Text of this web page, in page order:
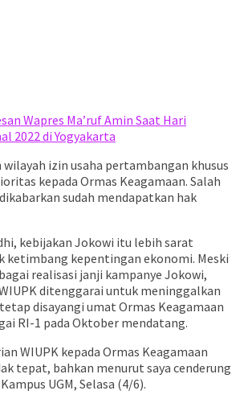
Wapres Ma’ruf Amin Saat Hari
2022 di Yogyakarta
izin usaha pertambangan khusus
kepada Ormas Keagamaan. Salah
sudah mendapatkan hak
kebijakan Jokowi itu lebih sarat
kepentingan ekonomi. Meski
realisasi janji kampanye Jokowi,
ditenggarai untuk meninggalkan
disayangi umat Ormas Keagamaan
RI-1 pada Oktober mendatang.
WIUPK kepada Ormas Keagamaan
tepat, bahkan menurut saya cenderung
UGM, Selasa (4/6).